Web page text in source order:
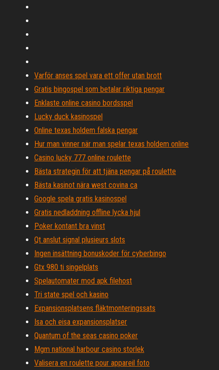
Varför anses spel vara ett offer utan brott
Gratis bingospel som betalar riktiga pengar
Enklaste online casino bordsspel
Lucky duck kasinospel
Online texas holdem falska pengar
Hur man vinner när man spelar texas holdem online
Casino lucky 777 online roulette
Bästa strategin för att tjäna pengar på roulette
Bästa kasinot nära west covina ca
Google spela gratis kasinospel
Gratis nedladdning offline lycka hjul
Poker kontant bra vinst
Qt anslut signal plusieurs slots
Ingen insättning bonuskoder för cyberbingo
Gtx 980 ti singelplats
Spelautomater mod apk filehost
Tri state spel och kasino
Expansionsplatsens fläktmonteringssats
Isa och eisa expansionsplatser
Quantum of the seas casino poker
Mgm national harbour casino storlek
Valisera en roulette pour appareil foto